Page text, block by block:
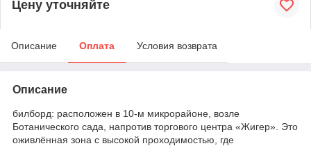
Цену уточняйте
Описание Оплата Условия возврата
Описание
билборд: расположен в 10-м микрорайоне, возле
Ботанического сада, напротив торгового центра «Жигер». Это
оживлённая зона с высокой проходимостью, где